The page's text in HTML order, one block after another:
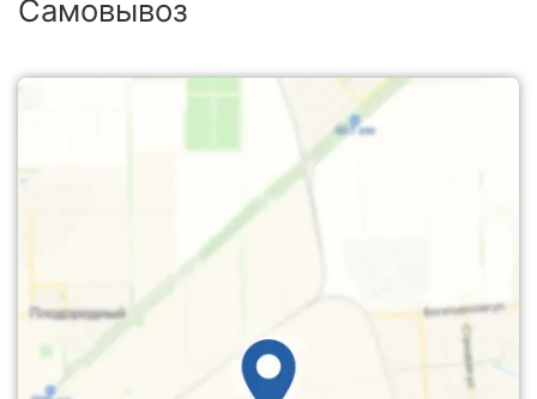
Самовывоз